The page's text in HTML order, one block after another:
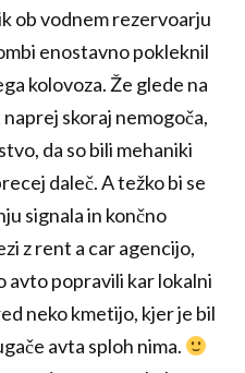
ob vodnem rezervoarju
enostavno pokleknil
kolovoza. Že glede na
skoraj nemogoča,
da so bili mehaniki
daleč. A težko bi se
signala in končno
z rent a car agencijo,
avto popravili kar lokalni
neko kmetijo, kjer je bil
avta sploh nima.